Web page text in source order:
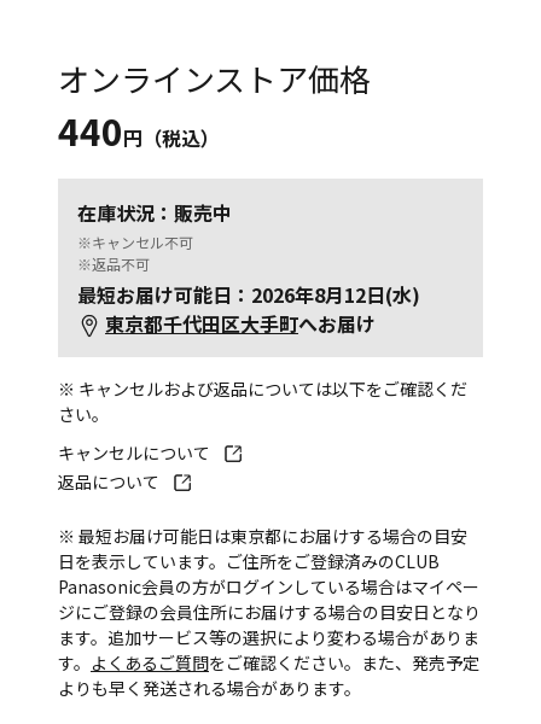
オンラインストア価格
440円（税込）
在庫状況：販売中
※キャンセル不可
※返品不可
最短お届け可能日：2026年8月12日(水)
東京都千代田区大手町へお届け
※ キャンセルおよび返品については以下をご確認くだ
さい。
キャンセルについて
返品について
※ 最短お届け可能日は東京都にお届けする場合の目安
日を表示しています。ご住所をご登録済みのCLUB
Panasonic会員の方がログインしている場合はマイペー
ジにご登録の会員住所にお届けする場合の目安日となり
ます。追加サービス等の選択により変わる場合がありま
す。 よくあるご質問をご確認ください。また、発売予定
よりも早く発送される場合があります。